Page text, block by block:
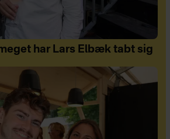
har Lars Elbæk tabt sig